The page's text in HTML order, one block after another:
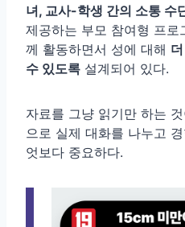
녀, 교사-학생 간의 소통 수
제공하는 부모 참여형 프
께 활동하면서 성에 대해
수 있도록 설계되어 있다.
자료를 그냥 읽기만 하는
으로 실제 대화를 나누고
엇보다 중요하다.